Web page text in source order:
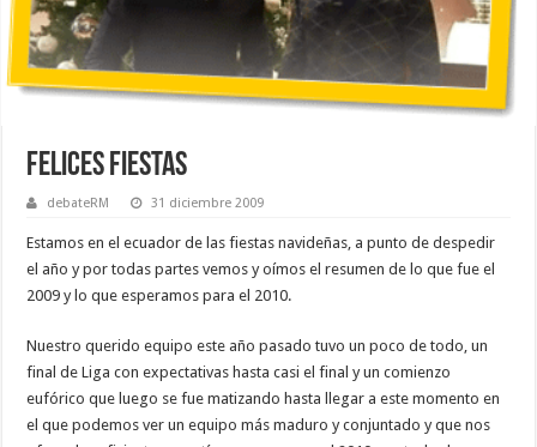
Felices Fiestas
debateRM 31 diciembre 2009
Estamos en el ecuador de las fiestas navideñas, a punto de despedir
el año y por todas partes vemos y oímos el resumen de lo que fue el
2009 y lo que esperamos para el 2010.
Nuestro querido equipo este año pasado tuvo un poco de todo, un
final de Liga con expectativas hasta casi el final y un comienzo
eufórico que luego se fue matizando hasta llegar a este momento en
el que podemos ver un equipo más maduro y conjuntado y que nos